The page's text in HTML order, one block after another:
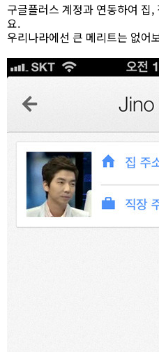
구글플러스 계정과 연동하여 집
요.
우리나라에선 큰 메리트는 없어